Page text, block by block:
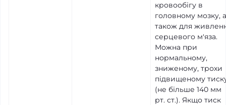
кровообігу в
головному мозку, а
також для
серцевого м'яза.
Можна при
нормальному,
зниженому, трохи
підвищеному
(не більше 140 мм
рт. ст.). Якщо тиск